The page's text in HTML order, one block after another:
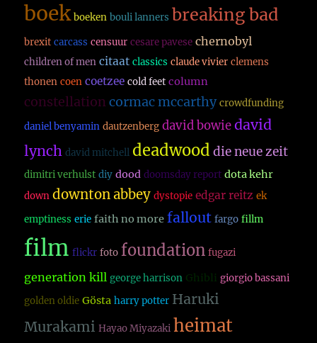
boek boeken bouli lanners breaking bad
brexit carcass censuur cesare pavese chernobyl
children of men citaat classics claude vivier clemens
thonen coen coetzee cold feet column
constellation cormac mccarthy crowdfunding
daniel benyamin dautzenberg david bowie david
lynch david mitchell deadwood die neue zeit
dimitri verhulst diy dood doomsday report dota kehr
down downton abbey dystopie edgar reitz ek
emptiness erie faith no more fallout fargo fillm
film flickr foto foundation fugazi
generation kill george harrison Ghibli giorgio bassani
golden oldie Gösta harry potter Haruki
Murakami Hayao Miyazaki heimat